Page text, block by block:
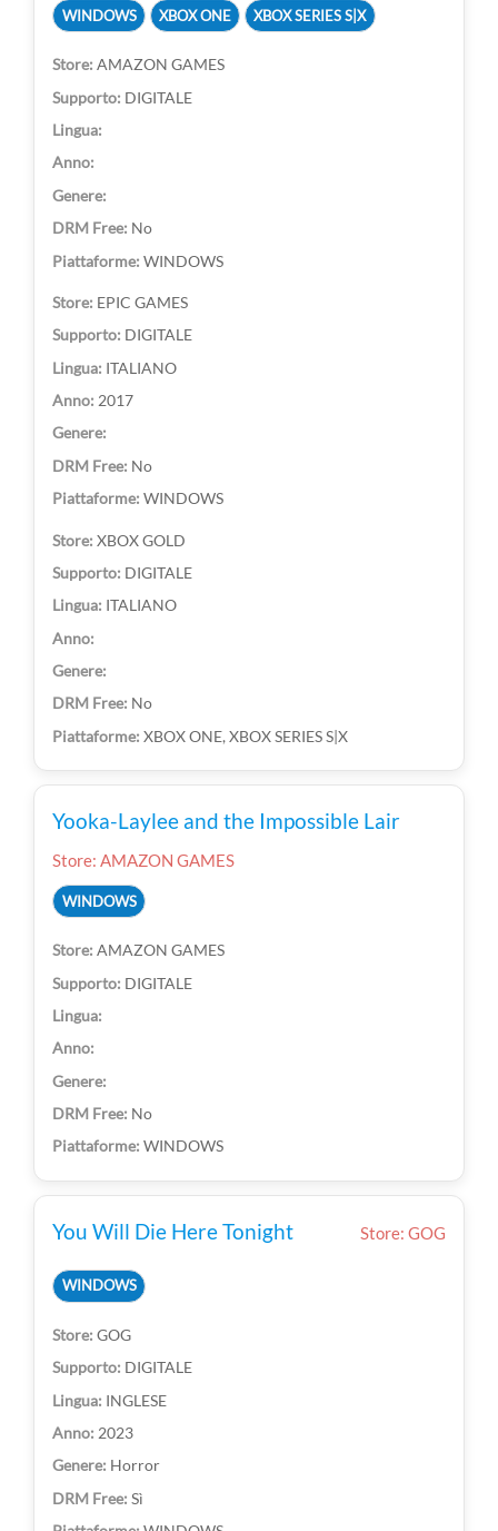
WINDOWS XBOX ONE XBOX SERIES S|X
AMAZON GAMES
DIGITALE
No
WINDOWS
EPIC GAMES
DIGITALE
ITALIANO
2017
No
WINDOWS
XBOX GOLD
DIGITALE
ITALIANO
No
XBOX ONE, XBOX SERIES S|X
Yooka-Laylee and the Impossible Lair
Store: AMAZON GAMES
WINDOWS
AMAZON GAMES
DIGITALE
No
WINDOWS
You Will Die Here Tonight Store: GOG
WINDOWS
GOG
DIGITALE
INGLESE
2023
Horror
Sì